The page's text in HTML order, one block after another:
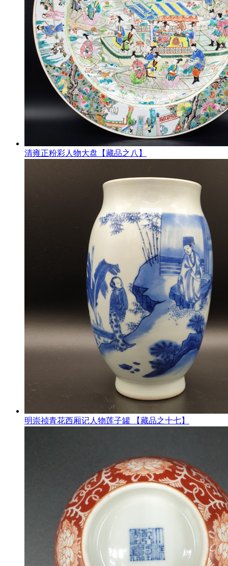
清雍正粉彩人物大盘【藏品之八】
明崇祯青花西厢记人物莲子罐 【藏品之十七】